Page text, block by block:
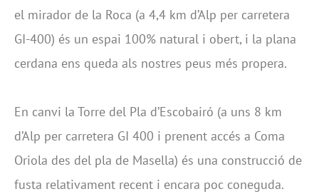
el mirador de la Roca (a 4,4 km d’Alp per carretera
GI-400) és un espai 100% natural i obert, i la plana
cerdana ens queda als nostres peus més propera.
En canvi la Torre del Pla d’Escobairó (a uns 8 km
d’Alp per carretera GI 400 i prenent accés a Coma
Oriola des del pla de Masella) és una construcció de
fusta relativament recent i encara poc coneguda.